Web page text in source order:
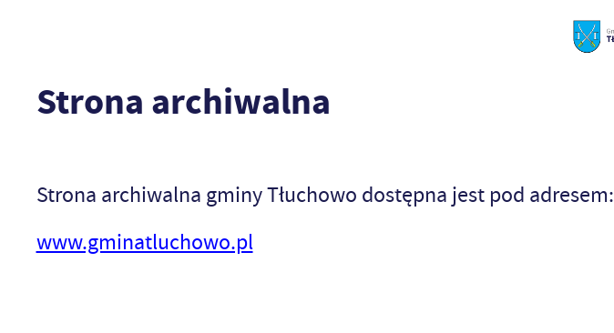
Strona archiwalna
Strona archiwalna gminy Tłuchowo dostępna jest pod adresem:
www.gminatluchowo.pl